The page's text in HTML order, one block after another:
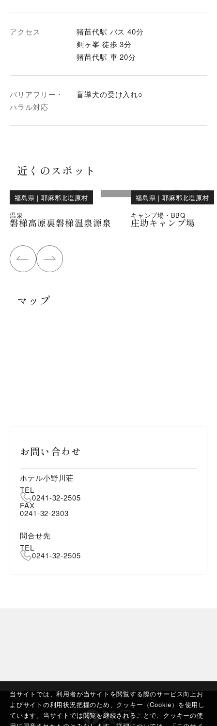
当サイトでは、利用者が当サイトを閲覧する際のサービス向上お
よびサイトの利用状況把握のため、クッキー（Cookie）を使用し
ています。当サイトでは閲覧を継続されることで、クッキーの使
アクセス
猪苗代駅 バス 40分
剣ヶ峯 徒歩 3分
猪苗代駅 車 20分
バリアフリー・
ハラル対応
盲導犬の受け入れ○
近くのスポット
福島県 ｜耶麻郡北塩原村
温泉
磐梯高原裏磐梯温泉源泉
福島県 ｜耶麻郡北塩原村
キャンプ場・BBQ
庄助キャンプ場
マップ
お問い合わせ
ホテル小野川荘
TEL
0241-32-2505
FAX
0241-32-2303
問合せ先
TEL
0241-32-2505